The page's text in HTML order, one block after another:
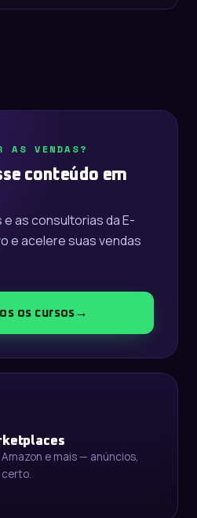
AS VENDAS?
conteúdo em
as consultorias da E-
e acelere suas vendas
os cursos→
e mais — anúncios,